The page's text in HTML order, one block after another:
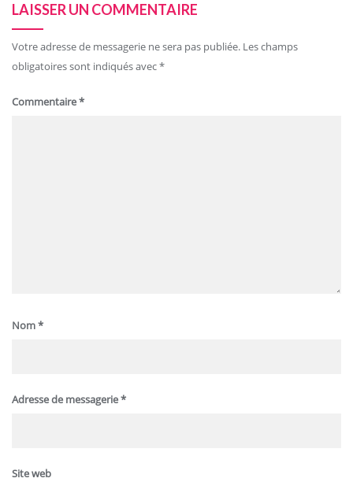
LAISSER UN COMMENTAIRE
Votre adresse de messagerie ne sera pas publiée. Les champs
obligatoires sont indiqués avec*
Commentaire*
Nom*
Adresse de messagerie*
Site web